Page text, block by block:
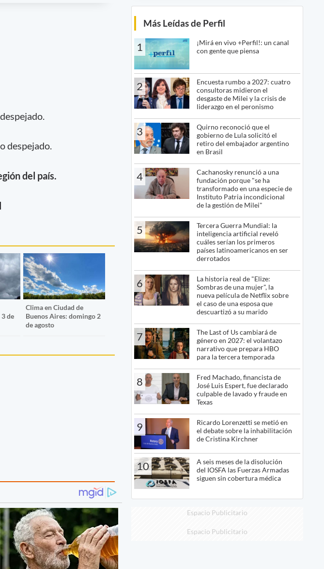
despejado.
del país.
de
Clima en Ciudad de
Buenos Aires: domingo 2
de agosto
Más Leídas de Perfil
1
¡Mirá en vivo +Perfil!: un canal
con gente que piensa
2
Encuesta rumbo a 2027: cuatro
consultoras midieron el
desgaste de Milei y la crisis de
liderazgo en el peronismo
3
Quirno reconoció que el
gobierno de Lula solicitó el
retiro del embajador argentino
en Brasil
4
Cachanosky renunció a una
fundación porque "se ha
transformado en una especie de
Instituto Patria incondicional
de la gestión de Milei"
5
Tercera Guerra Mundial: la
inteligencia artificial reveló
cuáles serían los primeros
países latinoamericanos en ser
derrotados
6
La historia real de "Elize:
Sombras de una mujer", la
nueva película de Netflix sobre
el caso de una esposa que
descuartizó a su marido
7
The Last of Us cambiará de
género en 2027: el volantazo
narrativo que prepara HBO
para la tercera temporada
8
Fred Machado, financista de
José Luis Espert, fue declarado
culpable de lavado y fraude en
Texas
9
Ricardo Lorenzetti se metió en
el debate sobre la inhabilitación
de Cristina Kirchner
10
A seis meses de la disolución
del IOSFA las Fuerzas Armadas
siguen sin cobertura médica
Espacio Publicitario
Espacio Publicitario